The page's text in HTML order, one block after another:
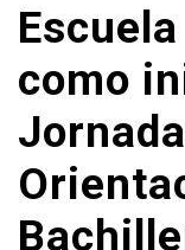
como